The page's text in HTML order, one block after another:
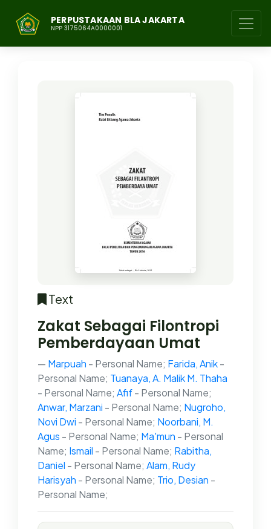
PERPUSTAKAAN BLA JAKARTA
NPP 3175064A0000001
Text
Zakat Sebagai Filontropi
Pemberdayaan Umat
Marpuah - Personal Name; Farida, Anik-
Personal Name; Tuanaya, A. Malik M. Thaha
- Personal Name; Afif- Personal Name;
Anwar, Marzani - Personal Name; Nugroho,
Novi Dwi - Personal Name; Noorbani, M.
Agus - Personal Name; Ma'mun - Personal
Name; Ismail - Personal Name; Rabitha,
Daniel - Personal Name; Alam, Rudy
Harisyah - Personal Name; Trio, Desian -
Personal Name;